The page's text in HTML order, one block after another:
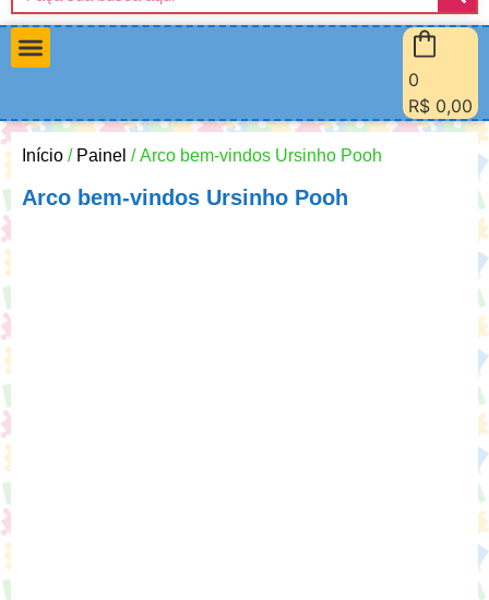
0
R$ 0,00
Início / Painel / Arco bem-vindos Ursinho Pooh
Arco bem-vindos Ursinho Pooh